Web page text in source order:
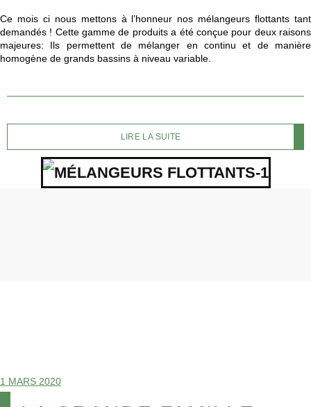
Ce mois ci nous mettons à l’honneur nos mélangeurs flottants tant
demandés ! Cette gamme de produits a été conçue pour deux raisons
majeures: Ils permettent de mélanger en continu et de manière
homogène de grands bassins à niveau variable.
LIRE LA SUITE
1 MARS 2020